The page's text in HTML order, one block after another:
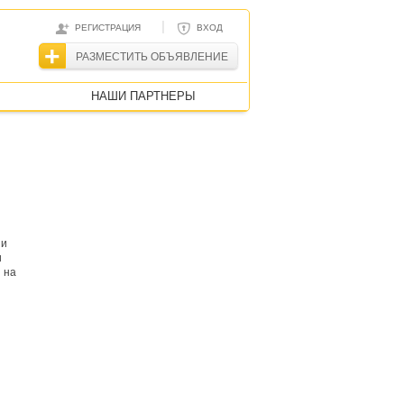
РЕГИСТРАЦИЯ | ВХОД
РАЗМЕСТИТЬ ОБЪЯВЛЕНИЕ
НАШИ ПАРТНЕРЫ
на